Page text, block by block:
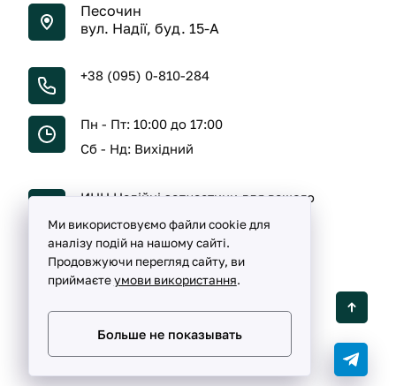
Песочин
вул. Надії, буд. 15-А
+38 (095) 0-810-284
Пн - Пт: 10:00 до 17:00
Сб - Нд: Вихідний
ИНН Надійні запчастини для вашого
Ми використовуємо файли cookie для
аналізу подій на нашому сайті.
Продовжуючи перегляд сайту, ви
приймаєтеумови використання.
Больше не показывать